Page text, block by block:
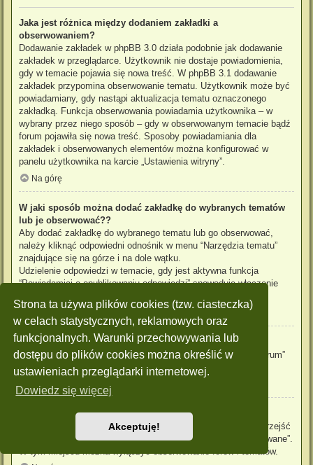
Strona ta używa plików cookies (tzw. ciasteczka)
w celach statystycznych, reklamowych oraz
funkcjonalnych. Warunki przechowywania lub
dostępu do plików cookies można określić w
ustawieniach przeglądarki internetowej.
Dowiedz się więcej
Akceptuję!
Jaka jest różnica między dodaniem zakładki a
obserwowaniem?
Dodawanie zakładek w phpBB 3.0 działa podobnie jak dodawanie
zakładek w przeglądarce. Użytkownik nie dostaje powiadomienia,
gdy w temacie pojawia się nowa treść. W phpBB 3.1 dodawanie
zakładek przypomina obserwowanie tematu. Użytkownik może być
powiadamiany, gdy nastąpi aktualizacja tematu oznaczonego
zakładką. Funkcja obserwowania powiadamia użytkownika – w
wybrany przez niego sposób – gdy w obserwowanym temacie bądź
forum pojawiła się nowa treść. Sposoby powiadamiania dla
zakładek i obserwowanych elementów można konfigurować w
panelu użytkownika na karcie „Ustawienia witryny”.
Na górę
W jaki sposób można dodać zakładkę do wybranych tematów
lub je obserwować??
Aby dodać zakładkę do wybranego tematu lub go obserwować,
należy kliknąć odpowiedni odnośnik w menu “Narzędzia tematu”
znajdujące się na górze i na dole wątku.
Udzielenie odpowiedzi w temacie, gdy jest aktywna funkcja
“Powiadamiaj o opublikowaniu odpowiedzi” spowoduje włączenie
Jak obserwować wybrane forum?
Aby obserwować wybrane forum, należy kliknąć „Obserwuj forum”
znajdujący się na dole strony.
Na górę
W jaki sposób usunąć obserwowanie forum, tematu?
Aby wyłączyć funkcję obserwowania forum, tematu, należy przejść
do panelu zarządzania kontem i następnie do karty “Obserwowane”.
W tym miejscu można wyłączyć obserwowanie forów i tematów.